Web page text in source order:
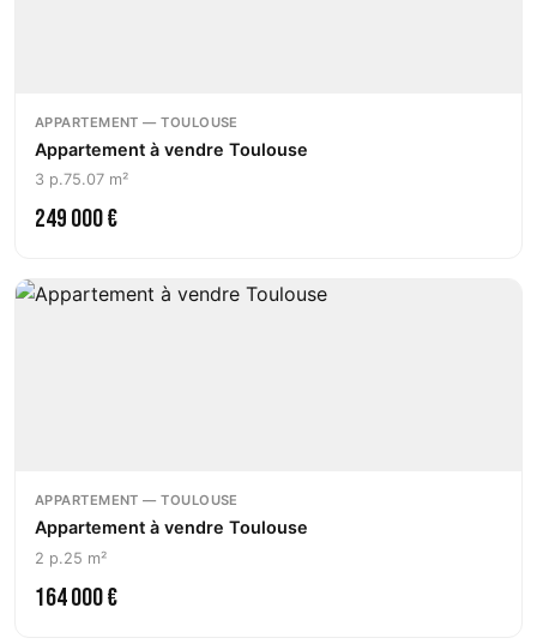
APPARTEMENT — TOULOUSE
Appartement à vendre Toulouse
3 p.75.07 m²
249 000 €
APPARTEMENT — TOULOUSE
Appartement à vendre Toulouse
2 p.25 m²
164 000 €